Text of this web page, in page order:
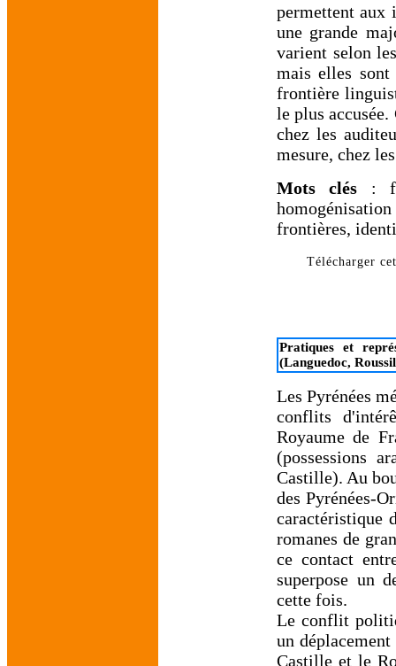
permettent aux
une grande
varient selon
mais elles
frontière
le plus
chez les
mesure, chez
Mots clés :
frontières,
Télécharger
Pratiques et
(Languedoc,
Les Pyrénées
conflits
Royaume de
(possessions
Castille). Au
des Pyrénées-
caractéristique
romanes de
ce contact
superpose un
cette fois.
Le conflit
un
Castille et le